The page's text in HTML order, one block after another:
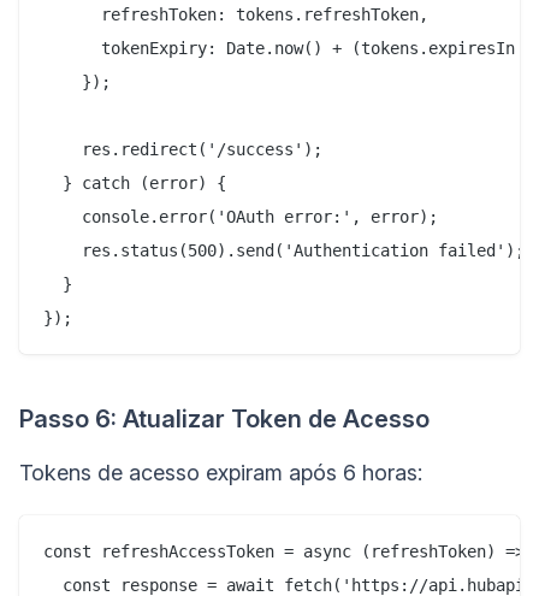
      refreshToken: tokens.refreshToken,
tokenExpiry: Date.now() + (tokens.expiresIn *
    });
    res.redirect('/success');
  } catch (error) {
    console.error('OAuth error:', error);
    res.status(500).send('Authentication failed');
  }
Passo 6: Atualizar Token de Acesso
Tokens de acesso expiram após 6 horas:
const refreshAccessToken = async (refreshToken) =>
const response = await fetch('https://